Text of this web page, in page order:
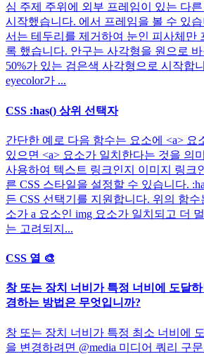
심 주제 주위에 외부 프레임이 있는 다
시작했습니다. 에서 프레임을 볼 수 있
서는 테두리를 제거하여 눈인 피사체만
록 했습니다. 안구는 사각형을 원으로 바
50%가 있는 검은색 사각형으로 시작합
eyecolor가 ...
CSS :has() 상위 선택자
간단한 예로 다음 함수는 요소에 <a> 요
있으면 <a> 요소가 일치한다는 것을 의
사용하여 텍스트 링크인지 이미지 링크
른 CSS 스타일을 설정할 수 있습니다.
든 CSS 선택기를 지원합니다. 위의 함
소가 a 요소인 img 요소가 일치되고 더
는 고려되지...
CSS 열 🎨
창 또는 장치 너비가 특정 너비에 도달
경하는 방법은 무엇입니까?
창 또는 장치 너비가 특정 최소 너비에
을 변경하려면 @media 미디어 쿼리 구